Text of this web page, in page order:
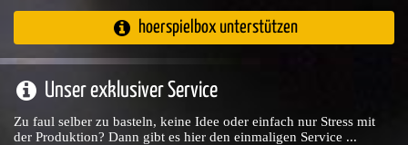
hoerspielbox unterstützen
Unser exklusiver Service
Zu faul selber zu basteln, keine Idee oder einfach nur Stress mit
der Produktion? Dann gibt es hier den einmaligen Service ...